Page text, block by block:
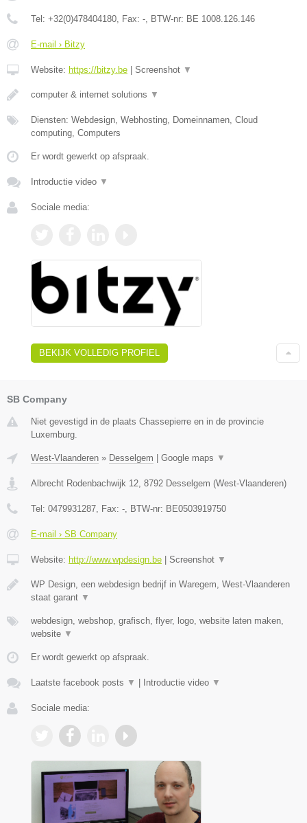
Tel: +32(0)478404180 , Fax: - , BTW-nr: BE 1008.126.146
E-mail › Bitzy
Website: https://bitzy.be Screenshot ▼
computer & internet solutions ▼
Diensten: Webdesign, Webhosting, Domeinnamen, Cloud
computing, Computers
Er wordt gewerkt op afspraak.
Introductie video ▼
Sociale media:
BEKIJK VOLLEDIG PROFIEL
SB Company
Niet gevestigd in de plaats Chassepierre en in de provincie
Luxemburg.
West-Vlaanderen » Desselgem Google maps ▼
Albrecht Rodenbachwijk 12, 8792 Desselgem (West-Vlaanderen)
Tel: 0479931287, Fax: -, BTW-nr: BE0503919750
E-mail › SB Company
Website: http://www.wpdesign.be Screenshot ▼
WP Design, een webdesign bedrijf in Waregem, West-Vlaanderen
staat garant ▼
webdesign, webshop, grafisch, flyer, logo, website laten maken,
website ▼
Er wordt gewerkt op afspraak.
Laatste facebook posts ▼ Introductie video ▼
Sociale media: